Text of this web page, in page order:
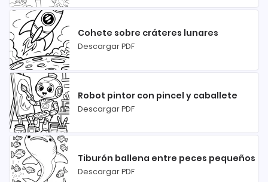
Cohete sobre cráteres lunares
Descargar PDF
Robot pintor con pincel y caballete
Descargar PDF
Tiburón ballena entre peces pequeños
Descargar PDF